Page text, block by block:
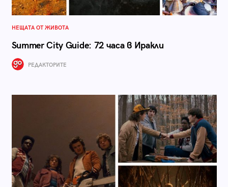
НЕЩАТА ОТ ЖИВОТА
Summer City Guide: 72 часа в Иракли
РЕДАКТОРИТЕ